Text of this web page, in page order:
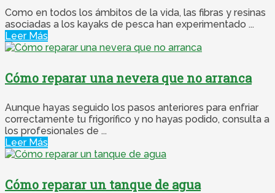
Como en todos los ámbitos de la vida, las fibras y resinas
asociadas a los kayaks de pesca han experimentado ...
Leer Más
Cómo reparar una nevera que no arranca
Aunque hayas seguido los pasos anteriores para enfriar
correctamente tu frigorífico y no hayas podido, consulta a
los profesionales de ...
Leer Más
Cómo reparar un tanque de agua